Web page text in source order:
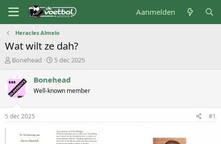
Aanmelden
Heracles Almelo
Wat wilt ze dah?
O
d
e
r
e
r
Bonehead
S
a
t
u
m
5 dec 2025
Bonehead
Well-known member
5 dec 2025 #1